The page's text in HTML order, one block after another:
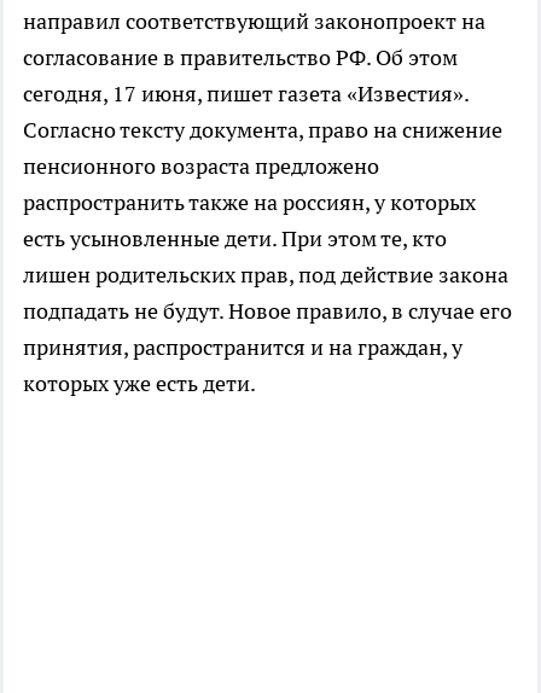
направил соответствующий законопроект на
согласование в правительство РФ. Об этом
сегодня, 17 июня, пишет газета «Известия».
Согласно тексту документа, право на снижение
пенсионного возраста предложено
распространить также на россиян, у которых
есть усыновленные дети. При этом те, кто
лишен родительских прав, под действие закона
подпадать не будут. Новое правило, в случае его
принятия, распространится и на граждан, у
которых уже есть дети.